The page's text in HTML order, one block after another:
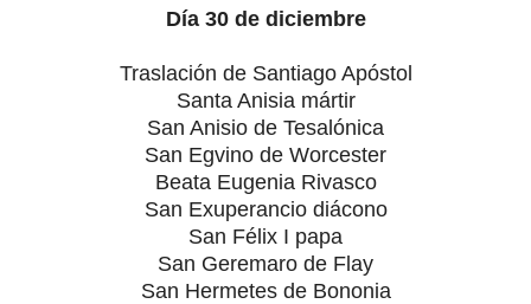
Día 30 de diciembre
Traslación de Santiago Apóstol
Santa Anisia mártir
San Anisio de Tesalónica
San Egvino de Worcester
Beata Eugenia Rivasco
San Exuperancio diácono
San Félix I papa
San Geremaro de Flay
San Hermetes de Bononia